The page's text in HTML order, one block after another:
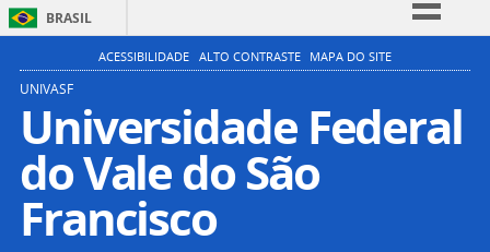
BRASIL
Simplifique!
Participe
Acesso à informação
Legislação
ACESSIBILIDADE ALTO CONTRASTE MAPA DO SITE
UNIVASF
Universidade Federal
do Vale do São
Francisco